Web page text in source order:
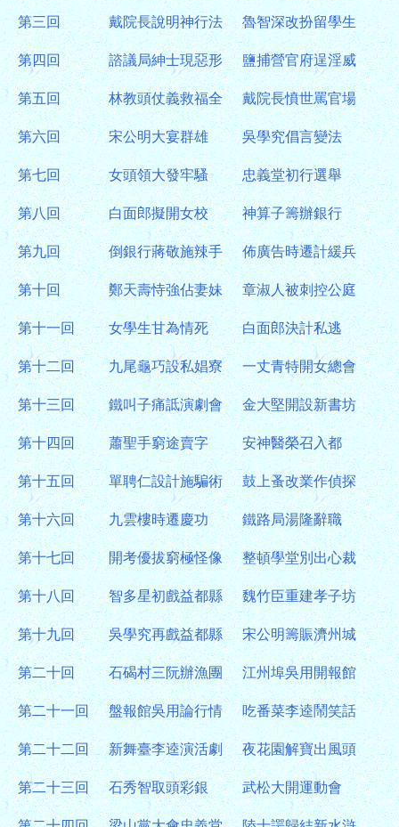
第三回 戴院長說明神行法 魯智深改扮留學生
第四回 諮議局紳士現惡形 鹽捕營官府逞淫威
第五回 林教頭仗義救福全 戴院長憤世罵官場
第六回 宋公明大宴群雄 吳學究倡言變法
第七回 女頭領大發牢騷 忠義堂初行選舉
第八回 白面郎擬開女校 神算子籌辦銀行
第九回 倒銀行蔣敬施辣手 佈廣告時遷計緩兵
第十回 鄭天壽恃強佔妻妹 章淑人被刺控公庭
第十一回 女學生甘為情死 白面郎決計私逃
第十二回 九尾龜巧設私娼寮 一丈青特開女總會
第十三回 鐵叫子痛詆演劇會 金大堅開設新書坊
第十四回 蕭聖手窮途賣字 安神醫榮召入都
第十五回 單聘仁設計施騙術 鼓上蚤改業作偵探
第十六回 九雲樓時遷慶功 鐵路局湯隆辭職
第十七回 開考優拔窮極怪像 整頓學堂別出心裁
第十八回 智多星初戲益都縣 魏竹臣重建孝子坊
第十九回 吳學究再戲益都縣 宋公明籌賑濟州城
第二十回 石碣村三阮辦漁團 江州埠吳用開報館
第二十一回 盤報館吳用論行情 吃番菜李逵鬧笑話
第二十二回 新舞臺李逵演活劇 夜花園解寶出風頭
第二十三回 石秀智取頭彩銀 武松大開運動會